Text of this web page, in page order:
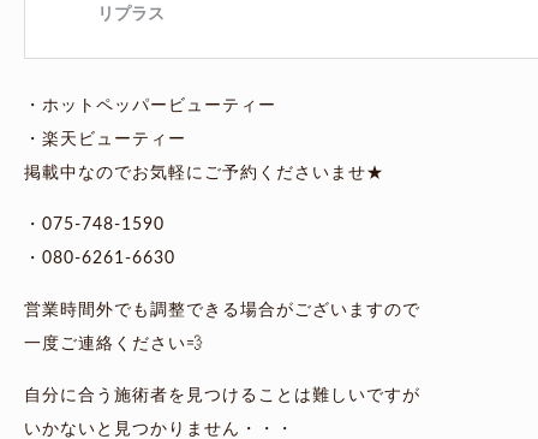
・ホットペッパービューティー
・楽天ビューティー
掲載中なのでお気軽にご予約くださいませ★
・075-748-1590
・080-6261-6630
営業時間外でも調整できる場合がございますので
一度ご連絡ください💨
自分に合う施術者を見つけることは難しいですが
いかないと見つかりません・・・